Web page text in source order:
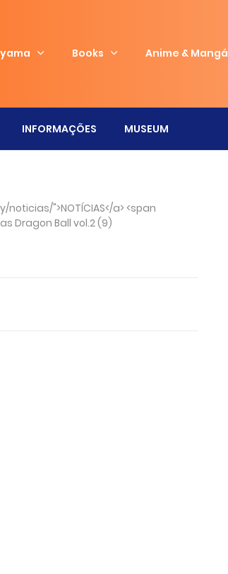
Books Anime & Mangá
INFORMAÇÕES MUSEUM
">NOTÍCIAS</a> <span
Dragon Ball vol.2 (9)